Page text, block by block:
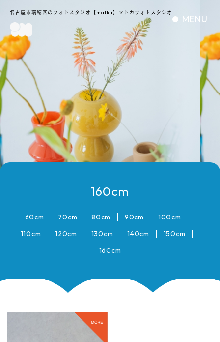
MENU
名古屋市瑞穂区のフォトスタジオ【matka】マトカフォトスタジオ
160cm
60cm 70cm 80cm 90cm
100cm
110cm
120cm 130cm 140cm
150cm
160cm